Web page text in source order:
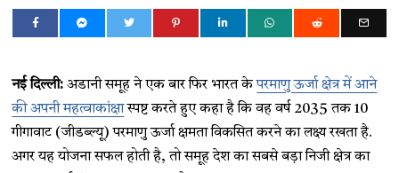
नई दिल्ली: अडानी समूह ने एक बार फिर भारत केपरमाणु ऊर्जा क्षेत्र में आने
की अपनी महत्वाकांक्षास्पष्ट करते हुए कहा है कि वह वर्ष 2035 तक 10
गीगावाट (जीडब्ल्यू) परमाणु ऊर्जा क्षमता विकसित करने का लक्ष्य रखता है.
अगर यह योजना सफल होती है, तो समूह देश का सबसे बड़ा निजी क्षेत्र का